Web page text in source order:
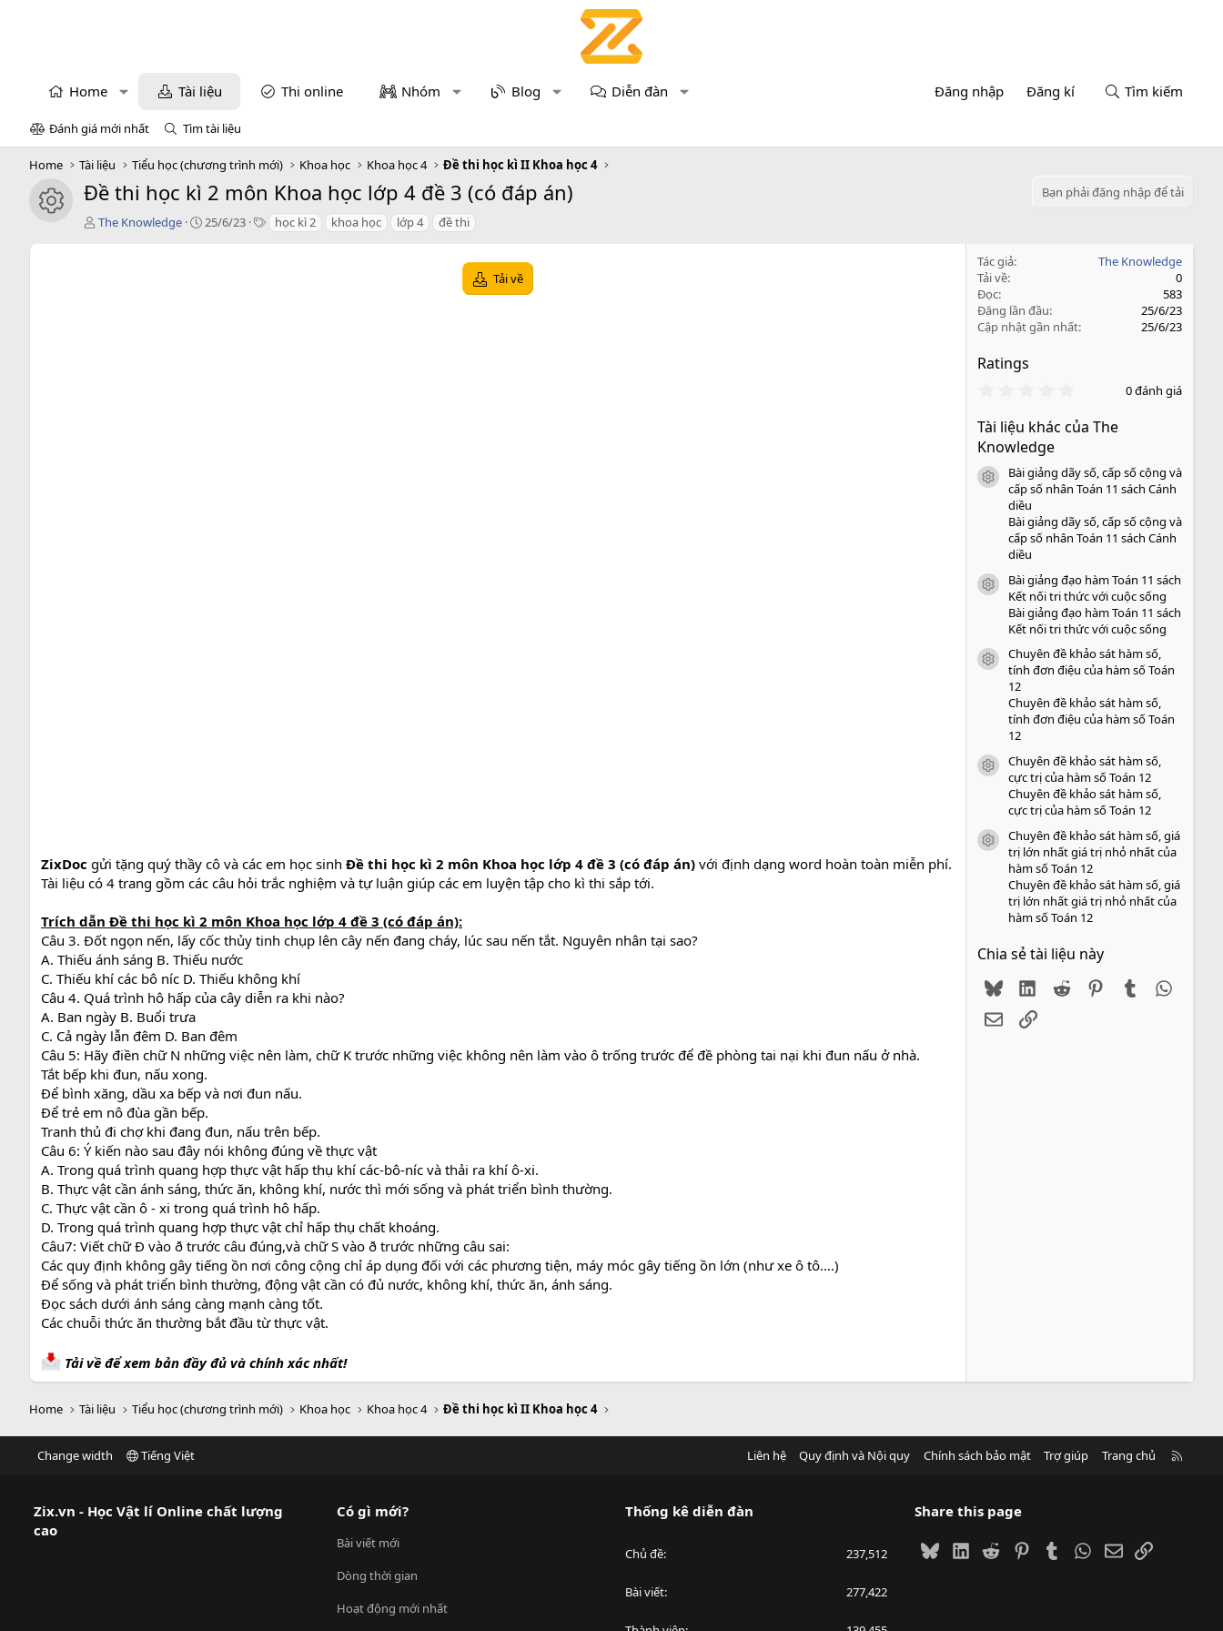
Home Tài liệu Thi online Nhóm Blog Diễn đàn Đăng nhập Đăng kí Tìm kiếm
Đánh giá mới nhất Tìm tài liệu
Home Tài liệu Tiểu học (chương trình mới) Khoa học Khoa học 4 Đề thi học kì II Khoa học 4
icon tài liệu
Đề thi học kì 2 môn Khoa học lớp 4 đề 3 (có đáp án)
Bạn phải đăng nhập để tải
T
The Knowledge
C
25/6/23
T học kì 2 khoa học lớp 4 đề thi
Tải về
ZixDoc gửi tặng quý thầy cô và các em học sinh Đề thi học kì 2 môn Khoa học lớp 4 đề 3 (có đáp án) với định dạng word hoàn toàn miễn phí.
Tài liệu có 4 trang gồm các câu hỏi trắc nghiệm và tự luận giúp các em luyện tập cho kì thi sắp tới.
Trích dẫn Đề thi học kì 2 môn Khoa học lớp 4 đề 3 (có đáp án):
Câu 3. Đốt ngọn nến, lấy cốc thủy tinh chụp lên cây nến đang cháy, lúc sau nến tắt. Nguyên nhân tại sao?
A. Thiếu ánh sáng B. Thiếu nước
C. Thiếu khí các bô níc D. Thiếu không khí
Câu 4. Quá trình hô hấp của cây diễn ra khi nào?
A. Ban ngày B. Buổi trưa
C. Cả ngày lẫn đêm D. Ban đêm
Câu 5: Hãy điền chữ N những việc nên làm, chữ K trước những việc không nên làm vào ô trống trước để đề phòng tai nại khi đun nấu ở nhà.
Tắt bếp khi đun, nấu xong.
Để bình xăng, dầu xa bếp và nơi đun nấu.
Để trẻ em nô đùa gần bếp.
Tranh thủ đi chợ khi đang đun, nấu trên bếp.
Câu 6: Ý kiến nào sau đây nói không đúng về thực vật
A. Trong quá trình quang hợp thực vật hấp thụ khí các-bô-níc và thải ra khí ô-xi.
B. Thực vật cần ánh sáng, thức ăn, không khí, nước thì mới sống và phát triển bình thường.
C. Thực vật cần ô - xi trong quá trình hô hấp.
D. Trong quá trình quang hợp thực vật chỉ hấp thụ chất khoáng.
Câu7: Viết chữ Đ vào ð trước câu đúng,và chữ S vào ð trước những câu sai:
Các quy định không gây tiếng ồn nơi công cộng chỉ áp dụng đối với các phương tiện, máy móc gây tiếng ồn lớn (như xe ô tô….)
Để sống và phát triển bình thường, động vật cần có đủ nước, không khí, thức ăn, ánh sáng.
Đọc sách dưới ánh sáng càng mạnh càng tốt.
Các chuỗi thức ăn thường bắt đầu từ thực vật.
Tải về để xem bản đầy đủ và chính xác nhất!
Tác giả
The Knowledge
Tải về
0
Đọc
583
Đăng lần đầu
25/6/23
Cập nhật gần nhất
25/6/23
Ratings
0
0
o
0 đánh giá
Tài liệu khác của The
Knowledge
icon tài liệu
Bài giảng dãy số, cấp số cộng và
cấp số nhân Toán 11 sách Cánh
diều
Bài giảng dãy số, cấp số cộng và
cấp số nhân Toán 11 sách Cánh
diều
icon tài liệu
Bài giảng đạo hàm Toán 11 sách
Kết nối tri thức với cuộc sống
Bài giảng đạo hàm Toán 11 sách
Kết nối tri thức với cuộc sống
icon tài liệu
Chuyên đề khảo sát hàm số,
tính đơn điệu của hàm số Toán
12
Chuyên đề khảo sát hàm số,
tính đơn điệu của hàm số Toán
12
icon tài liệu
Chuyên đề khảo sát hàm số,
cực trị của hàm số Toán 12
Chuyên đề khảo sát hàm số,
cực trị của hàm số Toán 12
icon tài liệu
Chuyên đề khảo sát hàm số, giá
trị lớn nhất giá trị nhỏ nhất của
hàm số Toán 12
Chuyên đề khảo sát hàm số, giá
trị lớn nhất giá trị nhỏ nhất của
hàm số Toán 12
Chia sẻ tài liệu này
BlueskyLinkedIn
Reddit PinterestTumblr
EmailLink
Home Tài liệu Tiểu học (chương trình mới) Khoa học Khoa học 4 Đề thi học kì II Khoa học 4
Change width Tiếng Việt Liên hệ Quy định và Nội quy Chính sách bảo mật Trợ giúp Trang chủ
Zix.vn - Học Vật lí Online chất lượng
cao
Có gì mới?
Bài viết mới
Dòng thời gian
Hoạt động mới nhất
Thống kê diễn đàn
Chủ đề 237,512
Bài viết 277,422
Share this page
BlueskyLinkedIn
Reddit PinterestTumblrWhatsApp
EmailLink